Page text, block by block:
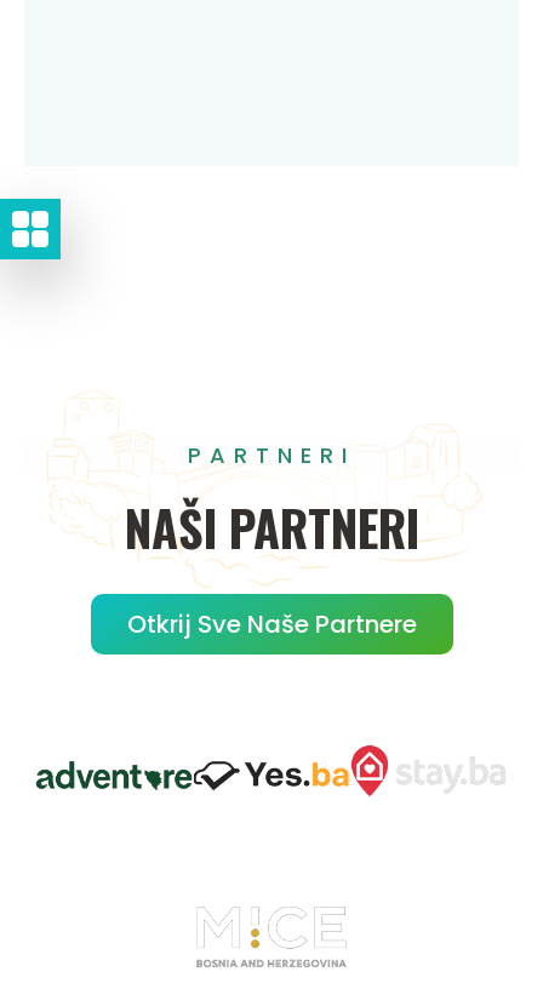
PARTNERI
NAŠI PARTNERI
Otkrij Sve Naše Partnere